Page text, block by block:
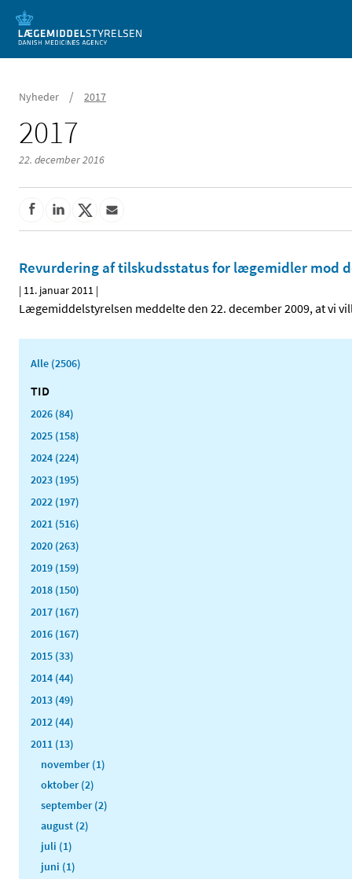
Mobil visning
Nyheder / 2017
2017
22. december 2016
Revurdering af tilskudsstatus for lægemidler mod
| 11. januar 2011 |
Lægemiddelstyrelsen meddelte den 22. december 2009, at vi
Alle (2506)
TID
2026 (84)
2025 (158)
2024 (224)
2023 (195)
2022 (197)
2021 (516)
2020 (263)
2019 (159)
2018 (150)
2017 (167)
2016 (167)
2015 (33)
2014 (44)
2013 (49)
2012 (44)
2011 (13)
november (1)
oktober (2)
september (2)
august (2)
juli (1)
juni (1)